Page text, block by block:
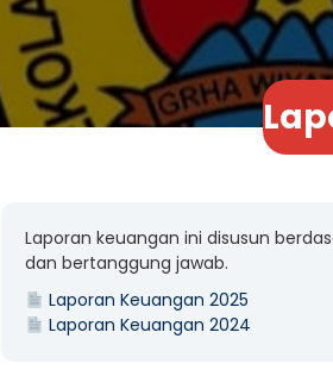
Laporan keuangan ini disusun
dan bertanggung jawab.
Laporan Keuangan 2025
Laporan Keuangan 2024